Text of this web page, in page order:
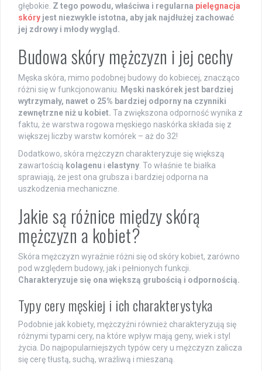
głębokie. Z tego powodu, właściwa i regularna pielęgnacja
skóry jest niezwykle istotna, aby jak najdłużej zachować
jej zdrowy i młody wygląd.
Budowa skóry mężczyzn i jej cechy
Męska skóra, mimo podobnej budowy do kobiecej, znacząco
różni się w funkcjonowaniu. Męski naskórek jest bardziej
wytrzymały, nawet o 25% bardziej odporny na czynniki
zewnętrzne niż u kobiet. Ta zwiększona odporność wynika z
faktu, że warstwa rogowa męskiego naskórka składa się z
większej liczby warstw komórek – aż do 32!
Dodatkowo, skóra mężczyzn charakteryzuje się większą
zawartością kolagenu i elastyny . To właśnie te białka
sprawiają, że jest ona grubsza i bardziej odporna na
uszkodzenia mechaniczne.
Jakie są różnice między skórą
mężczyzn a kobiet?
Skóra mężczyzn wyraźnie różni się od skóry kobiet, zarówno
pod względem budowy, jak i pełnionych funkcji.
Charakteryzuje się ona większą grubością i odpornością.
Typy cery męskiej i ich charakterystyka
Podobnie jak kobiety, mężczyźni również charakteryzują się
różnymi typami cery, na które wpływ mają geny, wiek i styl
życia. Do najpopularniejszych typów cery u mężczyzn zalicza
się cerę tłustą, suchą, wrażliwą i mieszaną.